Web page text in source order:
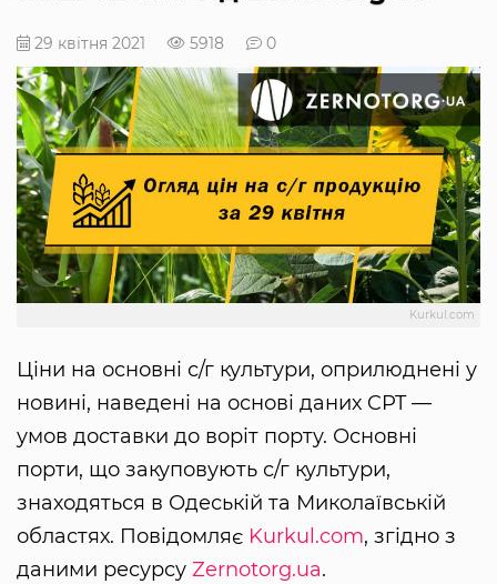
29 квітня 2021 5918 0
Kurkul.com
Ціни на основні с/г культури, оприлюднені у
новині, наведені на основі даних CPT —
умов доставки до воріт порту. Основні
порти, що закуповують с/г культури,
знаходяться в Одеській та Миколаївській
областях. Повідомляє Kurkul.com, згідно з
даними ресурсу Zernotorg.ua.